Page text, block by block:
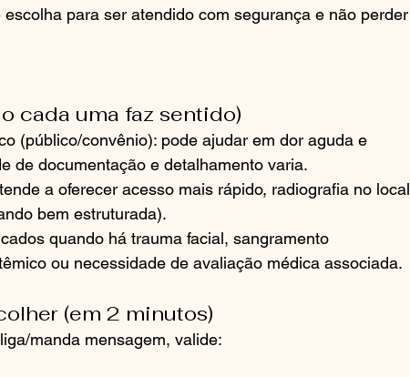
para ser atendido com segurança e não perder
cada uma faz sentido)
(público/convênio): pode ajudar em dor aguda e
de documentação e detalhamento varia.
a oferecer acesso mais rápido, radiografia no local
bem estruturada).
quando há trauma facial, sangramento
ou necessidade de avaliação médica associada.
(em 2 minutos)
manda mensagem, valide: